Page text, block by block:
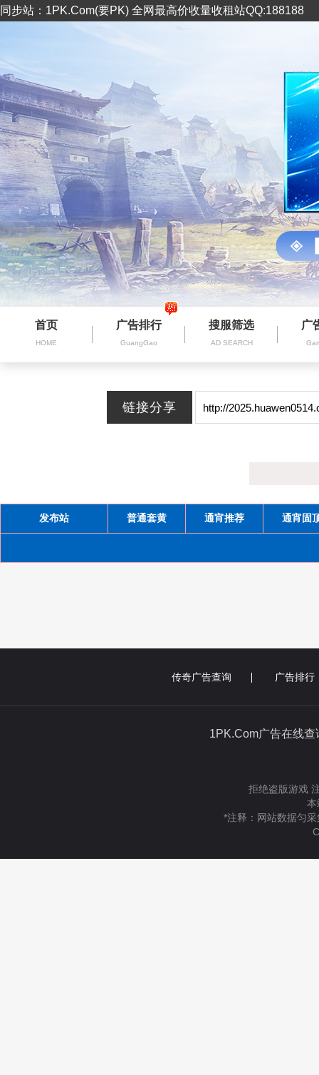
同步站：1PK.Com(要PK) 全网最高价收量收租站QQ:188188
首页
HOME
广告排行
GuangGao
搜服筛选
AD SEARCH
广
发布站 普通套黄 通宵推荐 通宵固
传奇广告查询 广告排行
1PK.Com广告在
拒绝盗版游戏
本
*注释：网站数据匀